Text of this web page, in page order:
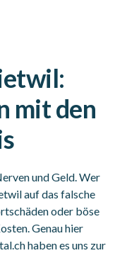
mit den
und Geld. Wer
auf das falsche
oder böse
Genau hier
haben es uns zur